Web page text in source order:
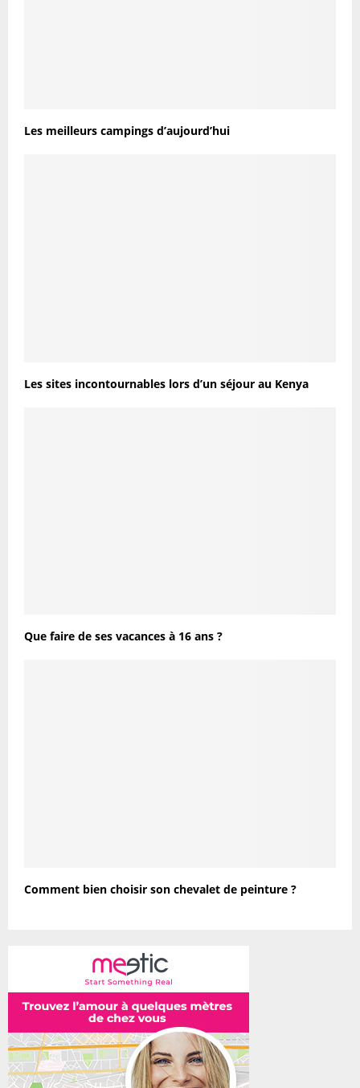
Les meilleurs campings d’aujourd’hui
Les sites incontournables lors d’un séjour au Kenya
Que faire de ses vacances à 16 ans ?
Comment bien choisir son chevalet de peinture ?